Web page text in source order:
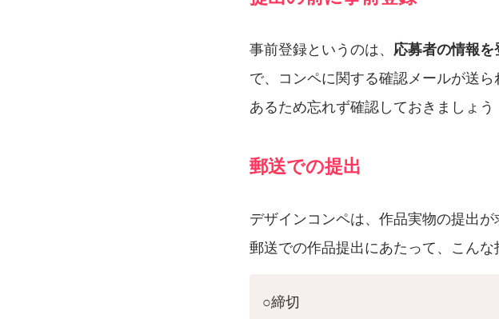
事前登録というのは、 応募者の情報を
で、コンペに関する確認メールが送
あるため忘れず確認しておきましょう
郵送での提出
デザインコンペは、作品実物の提出が
郵送での作品提出にあたって、こん
○締切